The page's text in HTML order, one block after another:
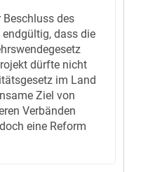
des
dass die
dürfte nicht
im Land
Ziel von
Verbänden
eine Reform